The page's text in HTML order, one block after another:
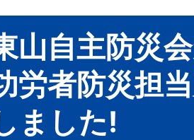
山自主防災
労者防災担
ました!